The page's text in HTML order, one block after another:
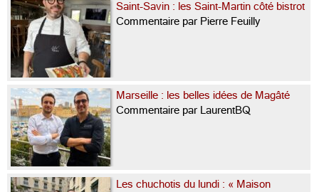
Saint-Savin : les Saint-Martin côté bistrot
Commentaire par Pierre Feuilly
Marseille : les belles idées de Magâté
Commentaire par LaurentBQ
Les chuchotis du lundi : « Maison